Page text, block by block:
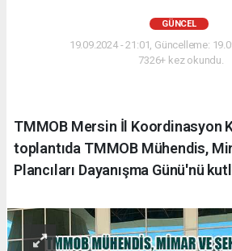
GÜNCEL
19.09.2024 - 21:01, Güncelleme:
7326+ kez okundu.
TMMOB Mersin İl Koordinasyon
toplantıda TMMOB Mühendis,
Plancıları Dayanışma Günü'nü